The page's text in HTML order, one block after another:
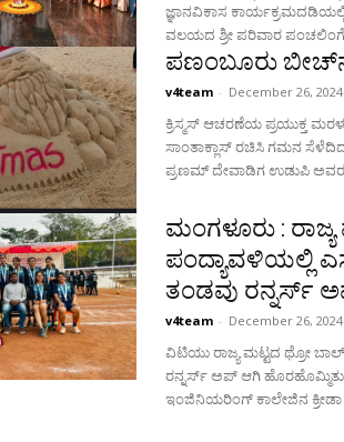
ಜ್ಞಾನವಿಕಾಸ
ವಲಯದ ಶ್ರೀ ಪರಿವಾರ
ಪಣಂಬೂರು
v4team - December 26, 2024
ಕ್ರಿಸ್ಮಸ್ ಆಚರಣೆಯ ಪ್ರಯುಕ್ತ
ಸಾಂತಾಕ್ಲಾಸ್ ರಚಿಸಿ ಗಮನ ಸೆಳೆದಿದ್ದಾರೆ. ಮರಳು ಶಿಲ್ಪ ಕಲಾವಿದರಾದ ಪ್ರಸಾದ್ ಮಲ್ಯ
ಪ್ರಣಮ್ ದೇವಾಡಿಗ ಉಡುಪಿ ಅವರು
ಮಂಗಳೂರು :
ಪಂದ್ಯಾವಳಿಯಲ್ಲಿ
ತಂಡವು ರನ್ನರ್ಸ್
v4team - December 26, 2024
ವಿಟಿಯು ರಾಜ್ಯ ಮಟ್ಟದ ಥ್ರೋ
ರನ್ನರ್ಸ್ ಅಪ್ ಆಗಿ ಹೊರಹೊಮ್ಮಿತು. ಮಂಗಳೂರಿನ ವಾಮಂಜೂರಿನ ಸಂತ
ಇಂಜಿನಿಯರಿಂಗ್ ಕಾಲೇಜಿನ ಕ್ರೀಡಾ